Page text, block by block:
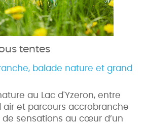
tentes
balade nature et grand
au Lac d'Yzeron, entre
air et parcours accrobranche
sensations au cœur d’un